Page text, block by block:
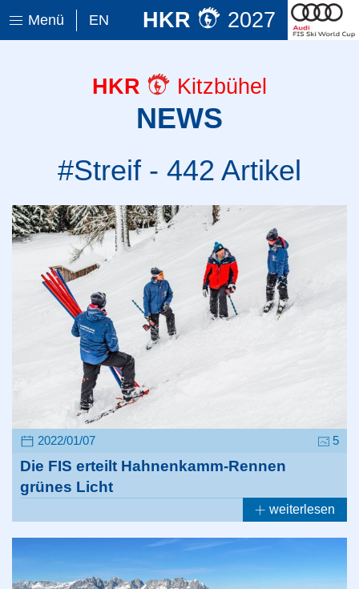
Menü EN HKR 2027
HKR Kitzbühel
NEWS
#Streif - 442 Artikel
2022/01/07 5
Die FIS erteilt Hahnenkamm-Rennen
grünes Licht
weiterlesen